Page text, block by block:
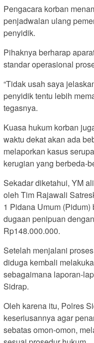
Pengacara korban
penjadwalan ulang
penyidik.
Pihaknya berharap
standar operasional
“Tidak usah saya
penyidik tentu lebih
tegasnya.
Kuasa hukum korban
waktu dekat akan ada
melaporkan kasus
kerugian yang berbeda-
Sekadar diketahui, YM
oleh Tim Rajawali
1 Pidana Umum
dugaan penipuan
Rp148.000.000.
Setelah menjalani
diduga kembali
sebagaimana laporan-
Sidrap.
Oleh karena itu, Polres
keseriusannya agar
sebatas omon-omon,